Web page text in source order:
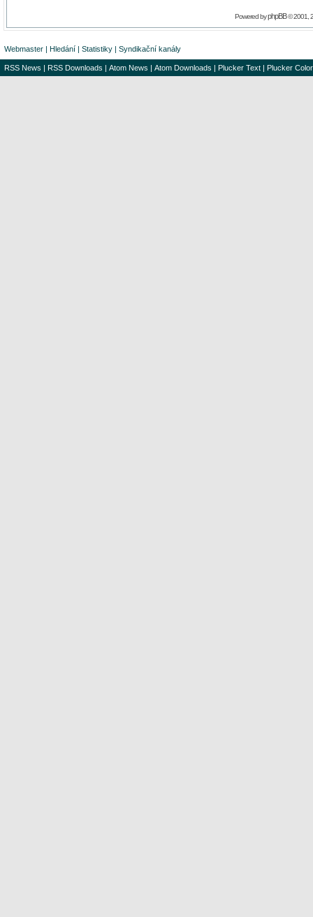
Powered byphpBB© 2001,
Webmaster | Hledání | Statistiky | Syndikační kanály
RSS News | RSS Downloads | Atom News | Atom Downloads | Plucker Text | Plucker Color